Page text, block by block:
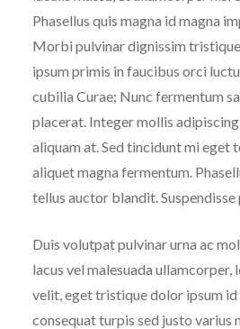
Phasellus quis magna id magna
Morbi pulvinar dignissim
ipsum primis in faucibus orci
cubilia Curae; Nunc fermentum
placerat. Integer mollis
aliquam at. Sed tincidunt mi eget
aliquet magna fermentum.
tellus auctor blandit.
Duis volutpat pulvinar urna ac
lacus vel malesuada
velit, eget tristique dolor ipsum id
consequat turpis sed justo varius